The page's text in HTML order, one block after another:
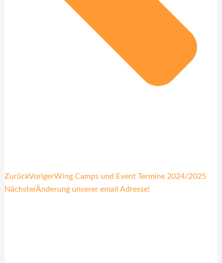
ZurückVorigerWing Camps und Event Termine 2024/2025
NächsterÄnderung unserer email Adresse!